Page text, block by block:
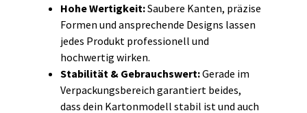
Hohe Wertigkeit:Saubere Kanten, präzise
Formen und ansprechende Designs lassen
jedes Produkt professionell und
hochwertig wirken.
Stabilität & Gebrauchswert:Gerade im
Verpackungsbereich garantiert beides,
dass dein Kartonmodell stabil ist und auch